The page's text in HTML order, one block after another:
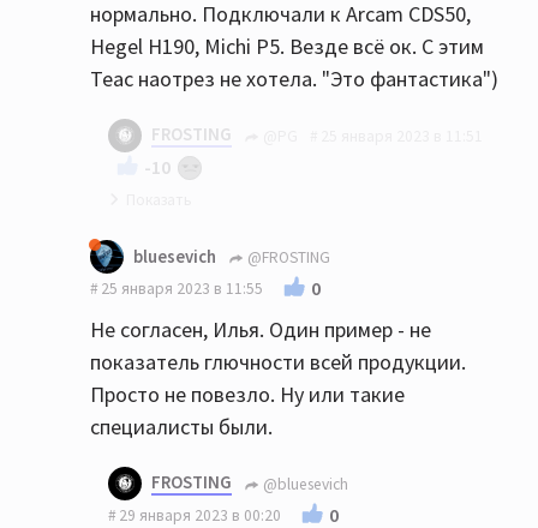
дисков и это на новом демо аппарате ценой
более 200 тыс. руб.
нормально. Подключали к Arcam CDS50,
Hegel H190, Michi P5. Везде всё ок. С этим
Teac наотрез не хотела. "Это фантастика")
FROSTING
-10
Да, странное дело
bluesevich
@FROSTING
25 января 2023 в 11:55
0
Не согласен, Илья. Один пример - не
показатель глючности всей продукции.
Просто не повезло. Ну или такие
специалисты были.
FROSTING
@bluesevich
29 января 2023 в 00:20
0